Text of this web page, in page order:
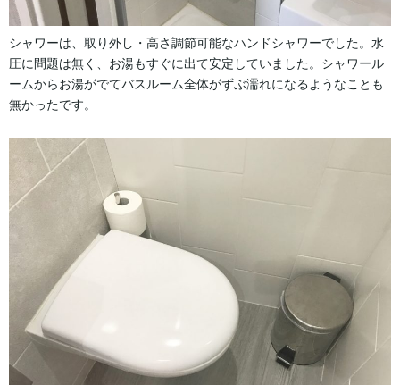
シャワーは、取り外し・高さ調節可能なハンドシャワーでした。水
圧に問題は無く、お湯もすぐに出て安定していました。シャワール
ームからお湯がでてバスルーム全体がずぶ濡れになるようなことも
無かったです。